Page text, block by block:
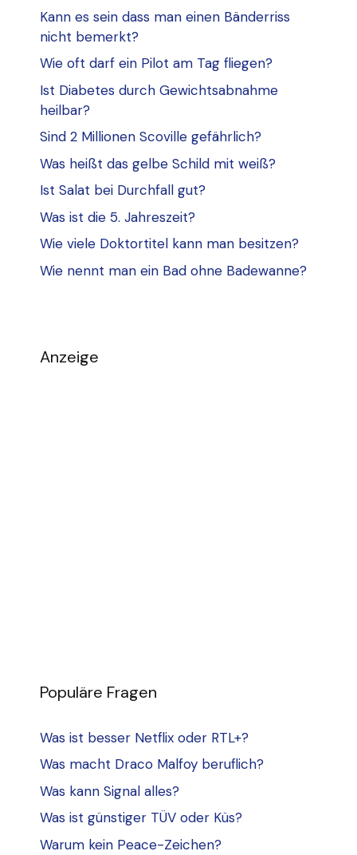
Kann es sein dass man einen Bänderriss
nicht bemerkt?
Wie oft darf ein Pilot am Tag fliegen?
Ist Diabetes durch Gewichtsabnahme
heilbar?
Sind 2 Millionen Scoville gefährlich?
Was heißt das gelbe Schild mit weiß?
Ist Salat bei Durchfall gut?
Was ist die 5. Jahreszeit?
Wie viele Doktortitel kann man besitzen?
Wie nennt man ein Bad ohne Badewanne?
Anzeige
Populäre Fragen
Was ist besser Netflix oder RTL+?
Was macht Draco Malfoy beruflich?
Was kann Signal alles?
Was ist günstiger TÜV oder Küs?
Warum kein Peace-Zeichen?